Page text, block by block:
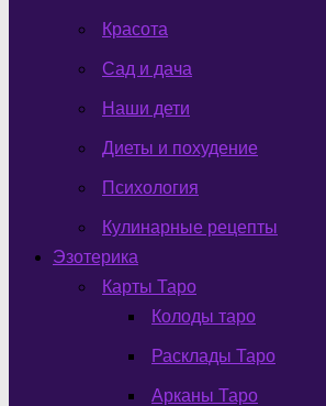
Красота
Сад и дача
Наши дети
Диеты и похудение
Психология
Кулинарные рецепты
Эзотерика
Карты Таро
Колоды таро
Расклады Таро
Арканы Таро